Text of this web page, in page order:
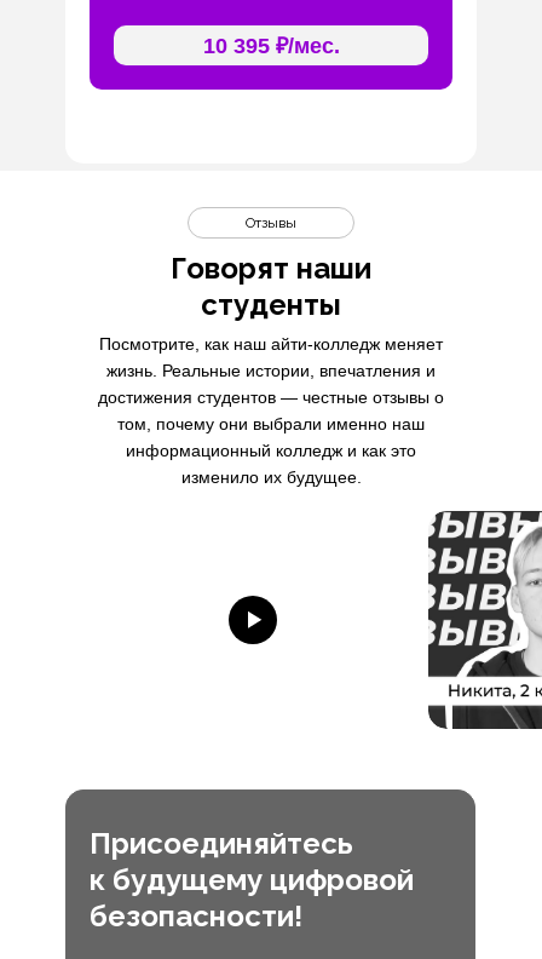
10 395 ₽/мес.
Говорят наши
студенты
Отзывы
Посмотрите, как наш айти-колледж меняет
жизнь. Реальные истории, впечатления и
достижения студентов — честные отзывы о
том, почему они выбрали именно наш
информационный колледж и как это
изменило их будущее.
Присоединяйтесь
к будущему цифровой
безопасности!